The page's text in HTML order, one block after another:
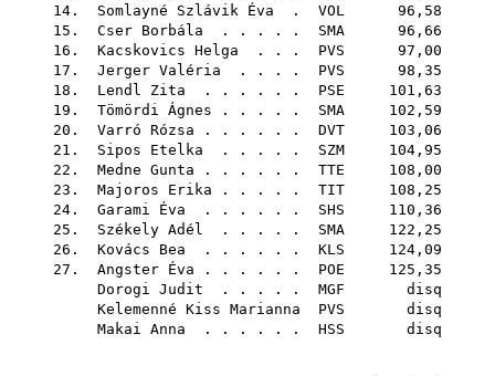
14. Somlayné Szlávik Éva . VOL 96,58
15. Cser Borbála . . . . . SMA 96,66
16. Kacskovics Helga . . . PVS 97,00
17. Jerger Valéria . . . . PVS 98,35
18. Lendl Zita . . . . . . PSE 101,63
19. Tömördi Ágnes . . . . . SMA 102,59
20. Varró Rózsa . . . . . . DVT 103,06
21. Sipos Etelka . . . . . SZM 104,95
22. Medne Gunta . . . . . . TTE 108,00
23. Majoros Erika . . . . . TIT 108,25
24. Garami Éva . . . . . . SHS 110,36
25. Székely Adél . . . . . SMA 122,25
26. Kovács Bea . . . . . . KLS 124,09
27. Angster Éva . . . . . . POE 125,35
Dorogi Judit . . . . . MGF disq
Kelemenné Kiss Marianna
PVS disq
Makai Anna . . . . . . HSS disq